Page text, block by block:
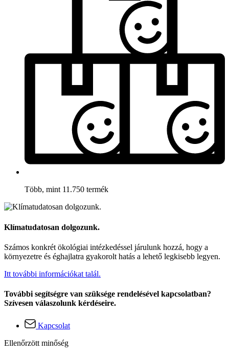
Több, mint 11.750 termék
Klímatudatosan dolgozunk.
Számos konkrét ökológiai intézkedéssel járulunk hozzá, hogy a
környezetre és éghajlatra gyakorolt hatás a lehető legkisebb legyen.
Itt további információkat talál.
További segítségre van szüksége rendelésével kapcsolatban?
Szívesen válaszolunk kérdéseire.
Kapcsolat
Ellenőrzött minőség